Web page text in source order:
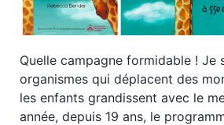
Quelle campagne formidable ! Je
organismes qui déplacent des
les enfants grandissent avec le
année, depuis 19 ans, le